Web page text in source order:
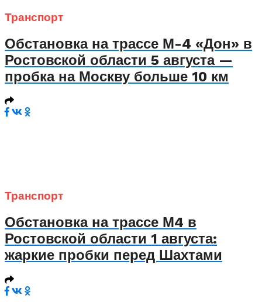
Транспорт
Обстановка на трассе М-4 «Дон» в
Ростовской области 5 августа —
пробка на Москву больше 10 км
Транспорт
Обстановка на трассе М4 в
Ростовской области 1 августа:
жаркие пробки перед Шахтами